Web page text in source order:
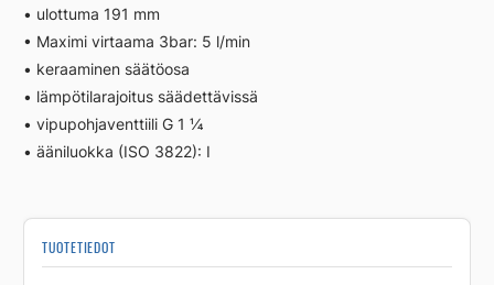
• ulottuma 191 mm
• Maximi virtaama 3bar: 5 l/min
• keraaminen säätöosa
• lämpötilarajoitus säädettävissä
• vipupohjaventtiili G 1 ¼
• ääniluokka (ISO 3822): I
TUOTETIEDOT